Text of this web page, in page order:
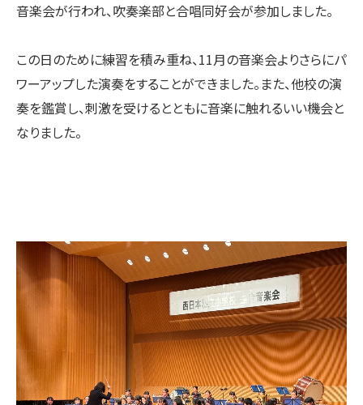
音楽会が行われ、吹奏楽部と合唱同好会が参加しました。
この日のために練習を積み重ね、11月の音楽会よりさらにパ
ワーアップした演奏をすることができました。また、他校の演
奏を鑑賞し、刺激を受けるとともに音楽に触れるいい機会と
なりました。